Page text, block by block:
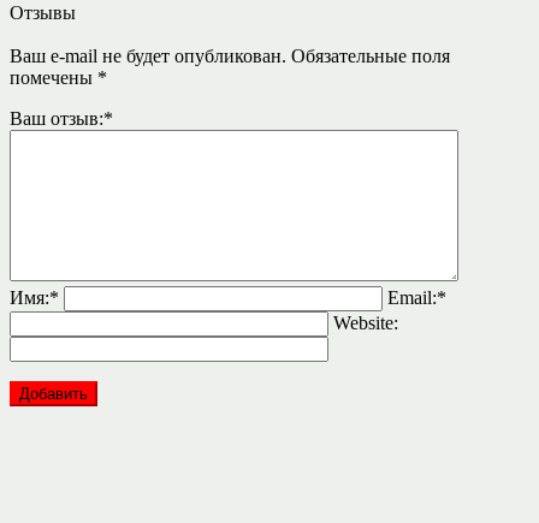
Отзывы
Ваш e-mail не будет опубликован. Обязательные поля
помечены *
Ваш отзыв:*
Имя:* Email:*
Website: